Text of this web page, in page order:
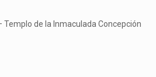
de la Inmaculada Concepción